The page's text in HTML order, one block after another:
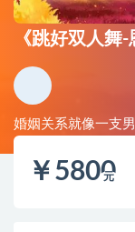
《跳好双人舞
婚姻关系就像一支
￥ 5800
元